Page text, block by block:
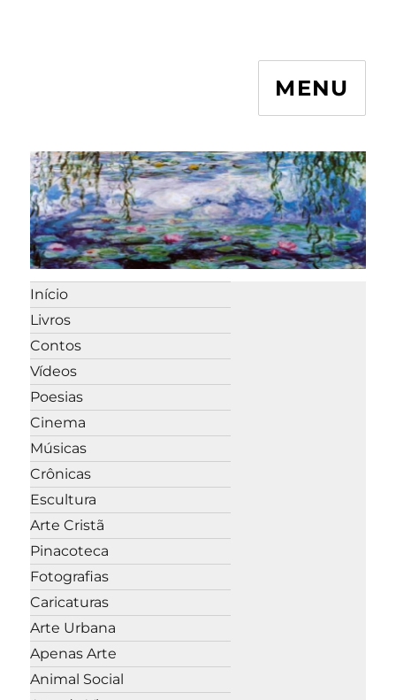
MENU
Início
Livros
Contos
Vídeos
Poesias
Cinema
Músicas
Crônicas
Escultura
Arte Cristã
Pinacoteca
Fotografias
Caricaturas
Arte Urbana
Apenas Arte
Animal Social